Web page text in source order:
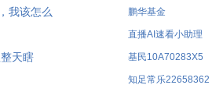
我该怎么 鹏华基金
直播AI速看小助理
天瞎 基民10A70283X5
知足常乐22658362